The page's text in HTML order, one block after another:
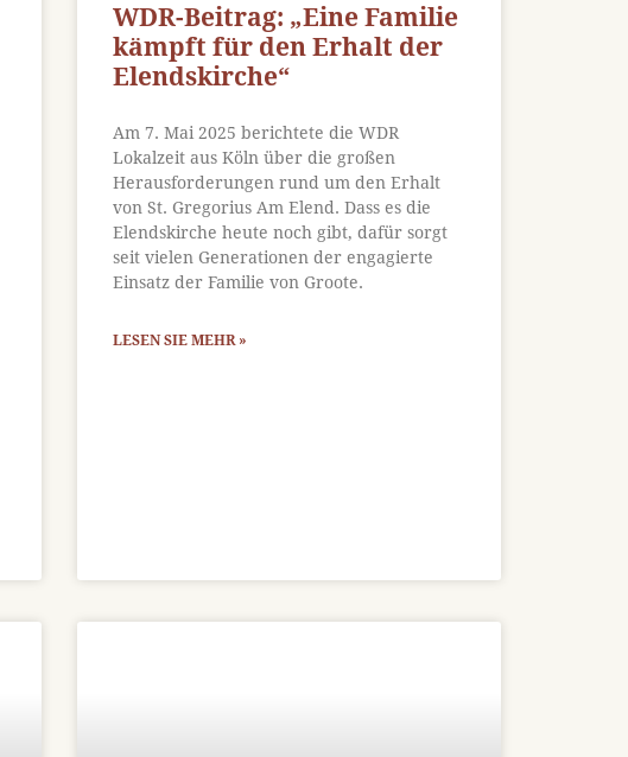
WDR-Beitrag: „Eine Familie
kämpft für den Erhalt der
Elendskirche“
Am 7. Mai 2025 berichtete die WDR
Lokalzeit aus Köln über die großen
Herausforderungen rund um den Erhalt
von St. Gregorius Am Elend. Dass es die
Elendskirche heute noch gibt, dafür sorgt
seit vielen Generationen der engagierte
Einsatz der Familie von Groote.
LESEN SIE MEHR »